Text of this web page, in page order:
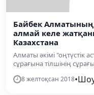
Байбек Алматының
алмай келе
Казахстана
Алматы әкімі "оңтүстік
сұрағына тілшінің
8 желтоқсан 2018•